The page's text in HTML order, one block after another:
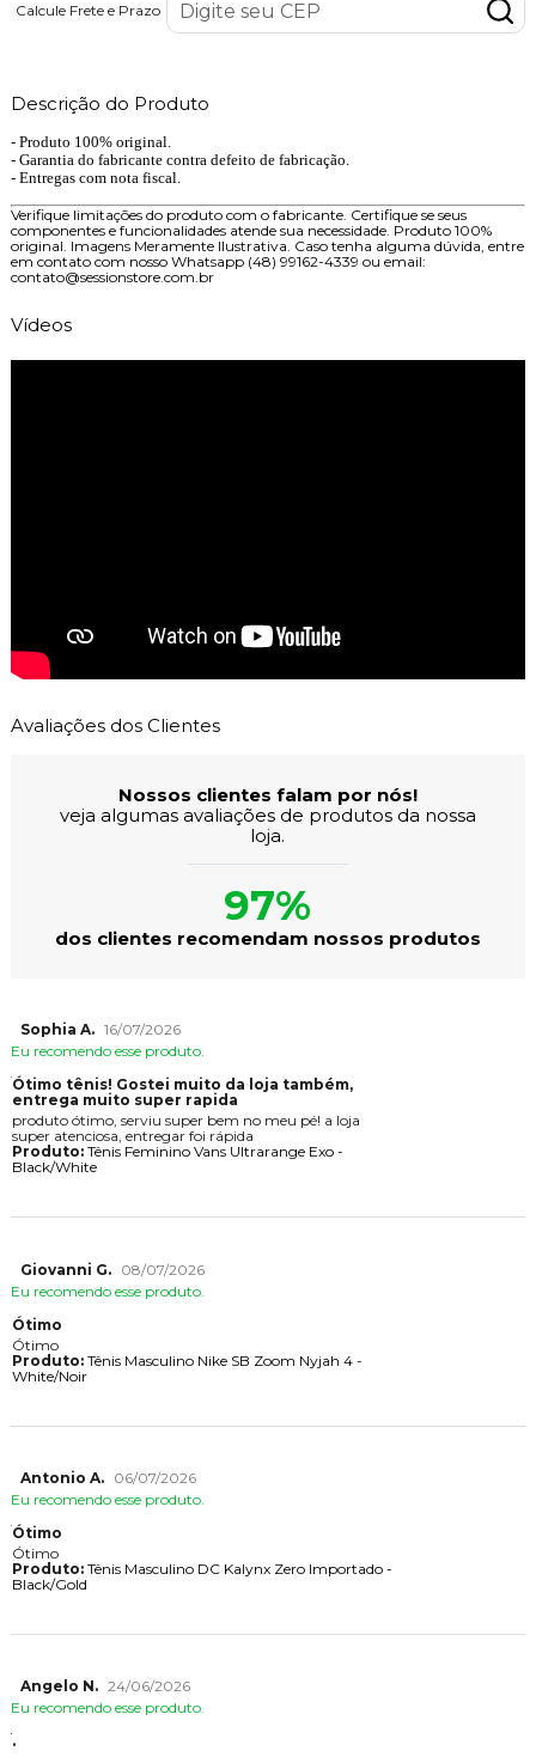
Calcule Frete e Prazo
Descrição do Produto
- Produto 100% original.
- Garantia do fabricante contra defeito de fabricação.
- Entregas com nota fiscal.
Verifique limitações do produto com o fabricante. Certifique se seus
componentes e funcionalidades atende sua necessidade. Produto 100%
original. Imagens Meramente Ilustrativa. Caso tenha alguma dúvida, entre
em contato com nosso Whatsapp (48) 99162-4339 ou email:
contato@sessionstore.com.br
Vídeos
Avaliações dos Clientes
Nossos clientes falam por nós!
veja algumas avaliações de produtos da nossa
loja.
97%
dos clientes recomendam nossos produtos
Sophia A. 16/07/2026
Eu recomendo esse produto.
Ótimo tênis! Gostei muito da loja também,
entrega muito super rapida
produto ótimo, serviu super bem no meu pé! a loja
super atenciosa, entregar foi rápida
Produto:Tênis Feminino Vans Ultrarange Exo -
Black/White
Giovanni G.
08/07/2026
Eu recomendo esse produto.
Ótimo
Ótimo
Produto:Tênis Masculino Nike SB Zoom Nyjah 4 -
White/Noir
Antonio A.
06/07/2026
Eu recomendo esse produto.
Ótimo
Ótimo
Produto:Tênis Masculino DC Kalynx Zero Importado -
Black/Gold
Angelo N. 24/06/2026
Eu recomendo esse produto.
.